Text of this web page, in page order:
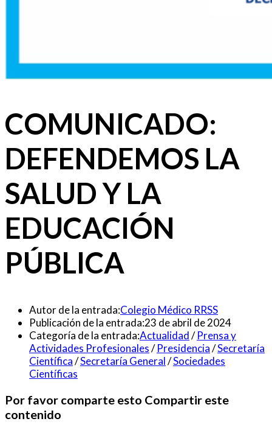
COMUNICADO:
DEFENDEMOS LA
SALUD Y LA
EDUCACIÓN
PÚBLICA
Autor de la entrada:Colegio Médico RRSS
Publicación de la entrada:23 de abril de 2024
Categoría de la entrada:Actualidad/ Prensa y
Actividades Profesionales/ Presidencia/Secretaría
Científica/Secretaría General/Sociedades
Científicas
Por favor comparte esto Compartir este
contenido